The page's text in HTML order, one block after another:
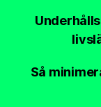
Så